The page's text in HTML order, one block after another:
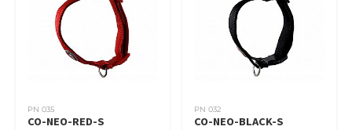
PN 035
CO-NEO-RED-S
PN 032
CO-NEO-BLACK-S